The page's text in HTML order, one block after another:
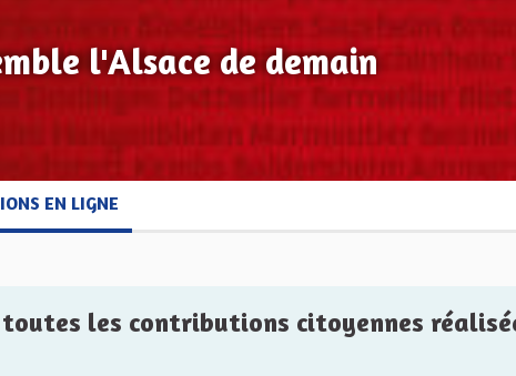
l'Alsace de demain
EN LIGNE
toutes les contributions citoyennes